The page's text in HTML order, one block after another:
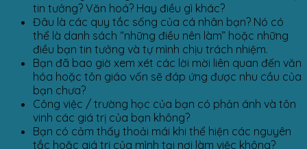
tin tưởng? Văn hoá? Hay điều gì khác?
Đâu là các quy tắc sống của cá nhân bạn? Nó có
thể là danh sách “những điều nên làm” hoặc những
điều bạn tin tưởng và tự mình chịu trách nhiệm.
Bạn đã bao giờ xem xét các lời mời liên quan đến văn
hóa hoặc tôn giáo vốn sẽ đáp ứng được nhu cầu của
bạn chưa?
Công việc / trường học của bạn có phản ánh và tôn
vinh các giá trị của bạn không?
Bạn có cảm thấy thoải mái khi thể hiện các nguyên
tắc hoặc giá trị của mình tại nơi làm việc không?